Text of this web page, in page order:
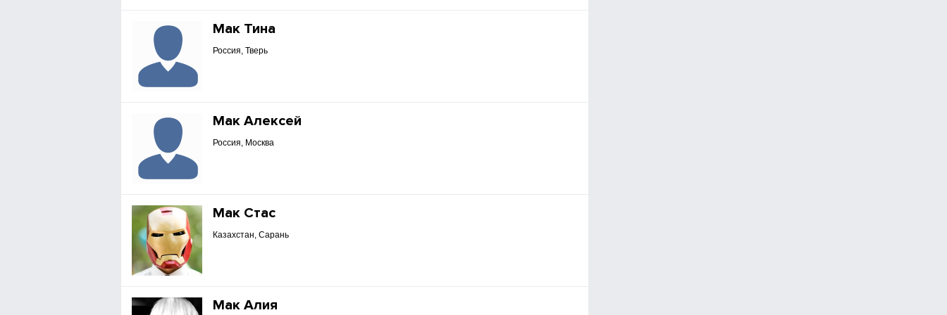
Мак Тина
Россия, Тверь
Мак Алексей
Россия, Москва
Мак Стас
Казахстан, Сарань
Мак Алия